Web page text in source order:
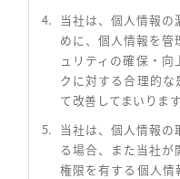
当社は、個人情報の
めに、個人情報を管
ュリティの確保・
クに対する合理的な
て改善してまいります
当社は、個人情報の
る場合、また当社が
権限を有する個人情